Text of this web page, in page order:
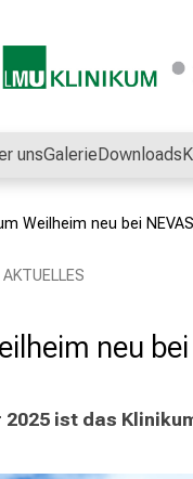
unsGalerieDownloads
Weilheim neu bei
neu
2025 ist das